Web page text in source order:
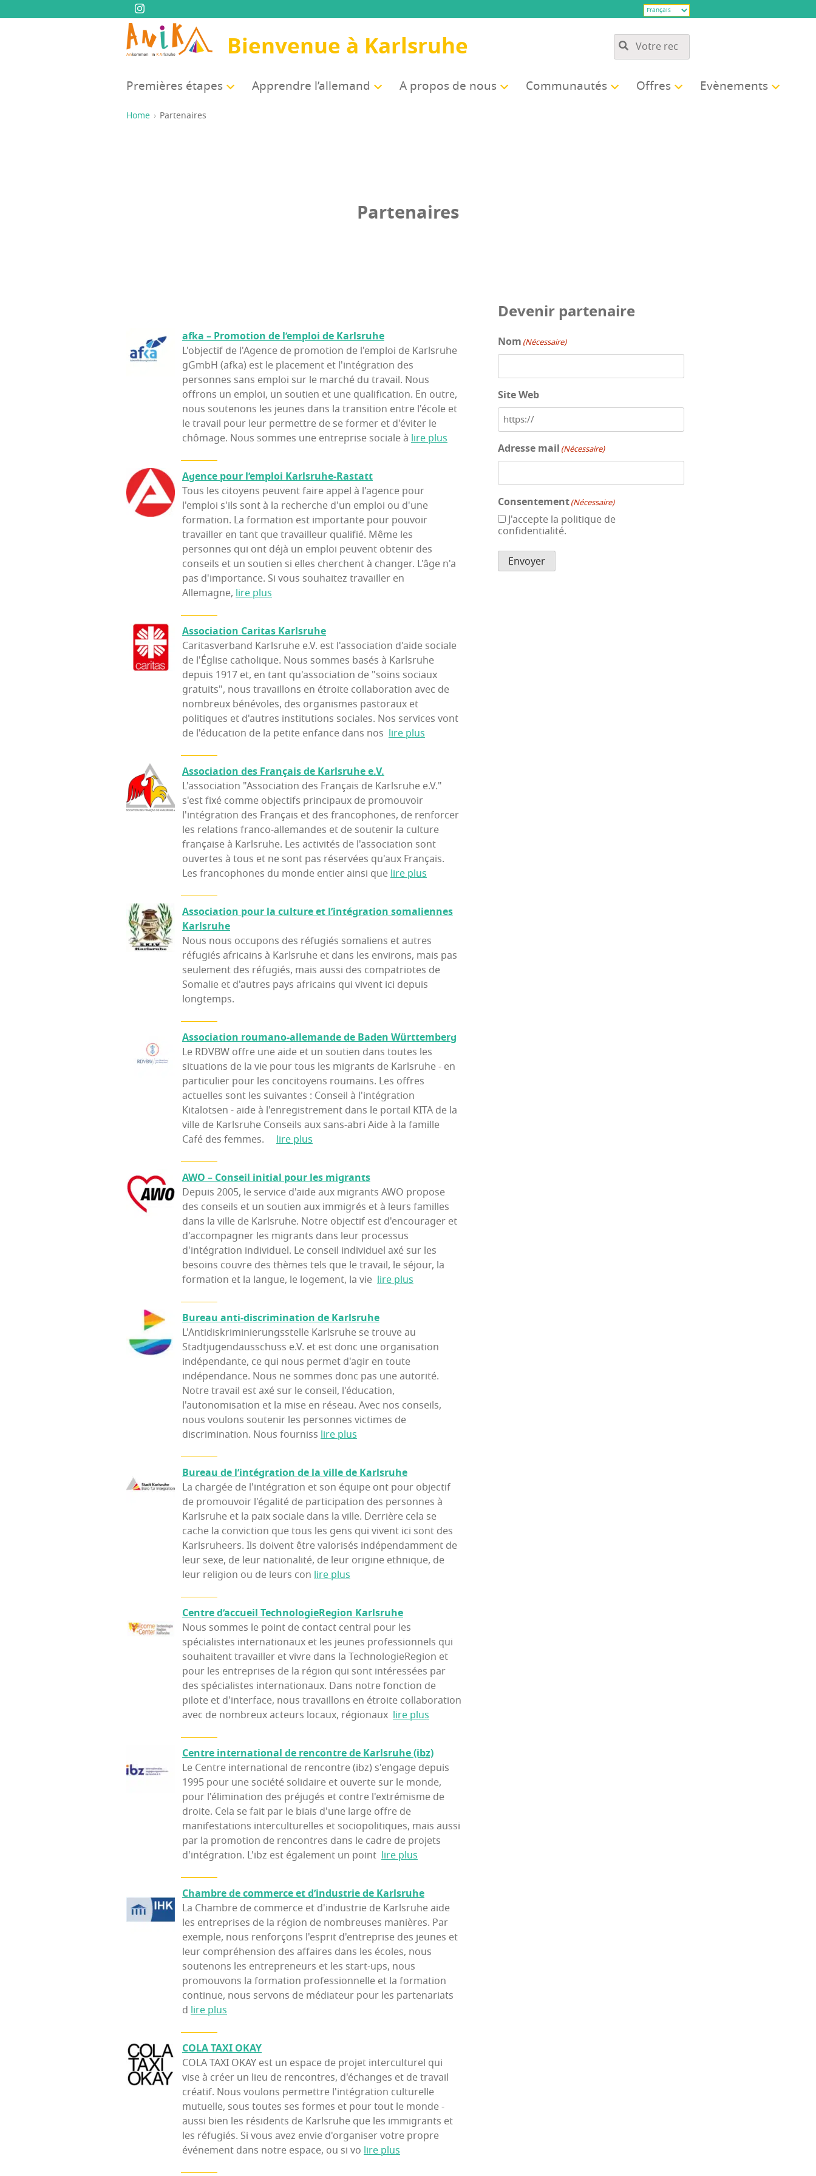
Bienvenue à Karlsruhe
Pre­mières étapes Apprendre l’allemand A pro­pos de nous Com­mu­nau­tés Offres Evè­ne­ments
Home Partenaires
Partenaires
afka – Pro­mo­tion de l’emploi de Karlsruhe
L'objectif de l'Agence de promotion de l'emploi de Karlsruhe
gGmbH (afka) est le placement et l'intégration des
personnes sans emploi sur le marché du travail. Nous
offrons un emploi, un soutien et une qualification. En outre,
nous soutenons les jeunes dans la transition entre l'école et
le travail pour leur permettre de se former et d'éviter le
chômage. Nous sommes une entreprise sociale à lire plus
Agence pour l’emploi Karlsruhe-Rastatt
Tous les citoyens peuvent faire appel à l'agence pour
l'emploi s'ils sont à la recherche d'un emploi ou d'une
formation. La formation est importante pour pouvoir
travailler en tant que travailleur qualifié. Même les
personnes qui ont déjà un emploi peuvent obtenir des
conseils et un soutien si elles cherchent à changer. L'âge n'a
pas d'importance. Si vous souhaitez travailler en
Allemagne, lire plus
Asso­cia­tion Cari­tas Karlsruhe
Caritasverband Karlsruhe e.V. est l'association d'aide sociale
de l'Église catholique. Nous sommes basés à Karlsruhe
depuis 1917 et, en tant qu'association de "soins sociaux
gratuits", nous travaillons en étroite collaboration avec de
nombreux bénévoles, des organismes pastoraux et
politiques et d'autres institutions sociales. Nos services vont
de l'éducation de la petite enfance dans nos lire plus
Asso­cia­tion des Fran­çais de Karls­ruhe e.V.
L'association "Association des Français de Karlsruhe e.V."
s'est fixé comme objectifs principaux de promouvoir
l'intégration des Français et des francophones, de renforcer
les relations franco-allemandes et de soutenir la culture
française à Karlsruhe. Les activités de l'association sont
ouvertes à tous et ne sont pas réservées qu'aux Français.
Les francophones du monde entier ainsi quelire plus
Asso­cia­tion pour la culture et l’in­té­gra­tion soma­liennes
Karlsruhe
Nous nous occupons des réfugiés somaliens et autres
réfugiés africains à Karlsruhe et dans les environs, mais pas
seulement des réfugiés, mais aussi des compatriotes de
Somalie et d'autres pays africains qui vivent ici depuis
longtemps.
Asso­cia­tion rou­ma­no-alle­mande de Baden Württemberg
Le RDVBW offre une aide et un soutien dans toutes les
situations de la vie pour tous les migrants de Karlsruhe - en
particulier pour les concitoyens roumains. Les offres
actuelles sont les suivantes : Conseil à l'intégration
Kitalotsen - aide à l'enregistrement dans le portail KITA de la
ville de Karlsruhe Conseils aux sans-abri Aide à la famille
Café des femmes.
lire plus
AWO – Conseil ini­tial pour les migrants
Depuis 2005, le service d'aide aux migrants AWO propose
des conseils et un soutien aux immigrés et à leurs familles
dans la ville de Karlsruhe. Notre objectif est d'encourager et
d'accompagner les migrants dans leur processus
d'intégration individuel. Le conseil individuel axé sur les
besoins couvre des thèmes tels que le travail, le séjour, la
formation et la langue, le logement, la vie lire plus
Bureau anti-dis­cri­mi­na­tion de Karlsruhe
L'Antidiskriminierungsstelle Karlsruhe se trouve au
Stadtjugendausschuss e.V. et est donc une organisation
indépendante, ce qui nous permet d'agir en toute
indépendance. Nous ne sommes donc pas une autorité.
Notre travail est axé sur le conseil, l'éducation,
l'autonomisation et la mise en réseau. Avec nos conseils,
nous voulons soutenir les personnes victimes de
discrimination. Nous fourniss lire plus
Bureau de l’in­té­gra­tion de la ville de Karlsruhe
La chargée de l'intégration et son équipe ont pour objectif
de promouvoir l'égalité de participation des personnes à
Karlsruhe et la paix sociale dans la ville. Derrière cela se
cache la conviction que tous les gens qui vivent ici sont des
Karlsruheers. Ils doivent être valorisés indépendamment de
leur sexe, de leur nationalité, de leur origine ethnique, de
leur religion ou de leurs con lire plus
Centre d’ac­cueil Tech­no­lo­gie­Re­gion Karlsruhe
Nous sommes le point de contact central pour les
spécialistes internationaux et les jeunes professionnels qui
souhaitent travailler et vivre dans la TechnologieRegion et
pour les entreprises de la région qui sont intéressées par
des spécialistes internationaux. Dans notre fonction de
pilote et d'interface, nous travaillons en étroite collaboration
avec de nombreux acteurs locaux, régionaux lire plus
Centre inter­na­tio­nal de ren­contre de Karls­ruhe (ibz)
Le Centre international de rencontre (ibz) s'engage depuis
1995 pour une société solidaire et ouverte sur le monde,
pour l'élimination des préjugés et contre l'extrémisme de
droite. Cela se fait par le biais d'une large offre de
manifestations interculturelles et sociopolitiques, mais aussi
par la promotion de rencontres dans le cadre de projets
d'intégration. L'ibz est également un point lire plus
Chambre de com­merce et d’in­dus­trie de Karlsruhe
La Chambre de commerce et d'industrie de Karlsruhe aide
les entreprises de la région de nombreuses manières. Par
exemple, nous renforçons l'esprit d'entreprise des jeunes et
leur compréhension des affaires dans les écoles, nous
soutenons les entrepreneurs et les start-ups, nous
promouvons la formation professionnelle et la formation
continue, nous servons de médiateur pour les partenariats
d lire plus
COLA TAXI OKAY
COLA TAXI OKAY est un espace de projet interculturel qui
vise à créer un lieu de rencontres, d'échanges et de travail
créatif. Nous voulons permettre l'intégration culturelle
mutuelle, sous toutes ses formes et pour tout le monde -
aussi bien les résidents de Karlsruhe que les immigrants et
les réfugiés. Si vous avez envie d'organiser votre propre
événement dans notre espace, ou si vo lire plus
Deve­nir partenaire
Nom (Nécessaire)
Site Web
Adresse mail (Nécessaire)
Consentement(Nécessaire)
J'accepte la politique de
confidentialité.
Envoyer